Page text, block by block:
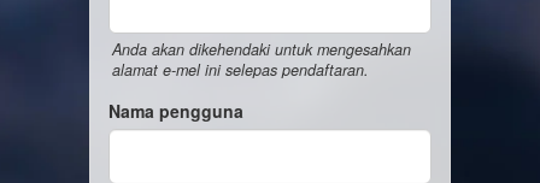
Anda akan dikehendaki untuk mengesahkan
alamat e-mel ini selepas pendaftaran.
Nama pengguna